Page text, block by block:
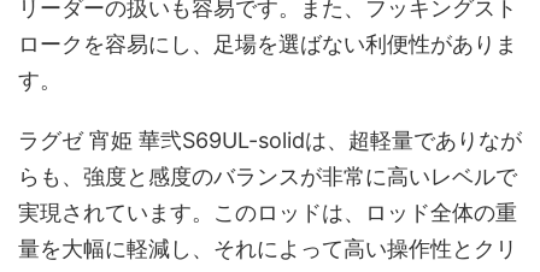
リーダーの扱いも容易です。また、フッキングスト
ロークを容易にし、足場を選ばない利便性がありま
す。
ラグゼ 宵姫 華弐S69UL-solidは、超軽量でありなが
らも、強度と感度のバランスが非常に高いレベルで
実現されています。このロッドは、ロッド全体の重
量を大幅に軽減し、それによって高い操作性とクリ